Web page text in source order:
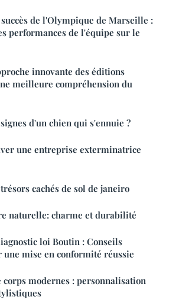
de l'Olympique de Marseille :
performances de l'équipe sur le
innovante des éditions
meilleure compréhension du
d'un chien qui s'ennuie ?
une entreprise exterminatrice
cachés de sol de janeiro
naturelle: charme et durabilité
loi Boutin : Conseils
mise en conformité réussie
corps modernes : personnalisation